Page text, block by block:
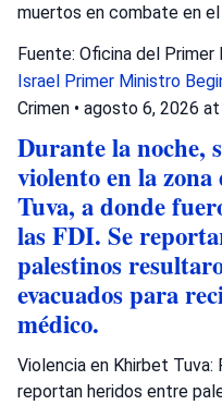
muertos en combate en el
Fuente: Oficina del Primer
Israel Primer Ministro
Crimen • agosto 6, 2026
Durante la noche,
violento en la
Tuva, a donde
las FDI. Se
palestinos
evacuados para
médico.
Violencia en Khirbet
reportan heridos entre